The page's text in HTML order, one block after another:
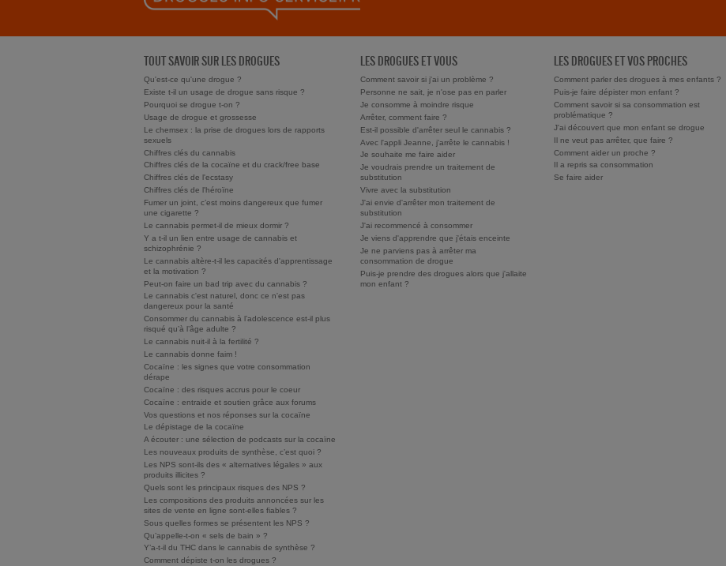
TOUT SAVOIR SUR LES DROGUES
Qu'est-ce qu'une drogue ?
Existe t-il un usage de drogue sans risque ?
Pourquoi se drogue t-on ?
Usage de drogue et grossesse
Le chemsex : la prise de drogues lors de rapports
sexuels
Chiffres clés du cannabis
Chiffres clés de la cocaïne et du crack/free base
Chiffres clés de l'ecstasy
Chiffres clés de l'héroïne
Fumer un joint, c’est moins dangereux que fumer
une cigarette ?
Le cannabis permet-il de mieux dormir ?
Y a t-il un lien entre usage de cannabis et
schizophrénie ?
Le cannabis altère-t-il les capacités d'apprentissage
et la motivation ?
Peut-on faire un bad trip avec du cannabis ?
Le cannabis c'est naturel, donc ce n'est pas
dangereux pour la santé
Consommer du cannabis à l’adolescence est-il plus
risqué qu’à l’âge adulte ?
Le cannabis nuit-il à la fertilité ?
Le cannabis donne faim !
Cocaïne : les signes que votre consommation
dérape
Cocaïne : des risques accrus pour le coeur
Cocaïne : entraide et soutien grâce aux forums
Vos questions et nos réponses sur la cocaïne
Le dépistage de la cocaïne
A écouter : une sélection de podcasts sur la cocaïne
Les nouveaux produits de synthèse, c’est quoi ?
Les NPS sont-ils des « alternatives légales » aux
produits illicites ?
Quels sont les principaux risques des NPS ?
Les compositions des produits annoncées sur les
sites de vente en ligne sont-elles fiables ?
Sous quelles formes se présentent les NPS ?
Qu’appelle-t-on « sels de bain » ?
Y’a-t-il du THC dans le cannabis de synthèse ?
Comment dépiste t-on les drogues ?
LES DROGUES ET VOUS
Comment savoir si j'ai un problème ?
Personne ne sait, je n'ose pas en parler
Je consomme à moindre risque
Arrêter, comment faire ?
Est-il possible d'arrêter seul le cannabis ?
Avec l'appli Jeanne, j'arrête le cannabis !
Je souhaite me faire aider
Je voudrais prendre un traitement de
substitution
Vivre avec la substitution
J'ai envie d'arrêter mon traitement de
substitution
J'ai recommencé à consommer
Je viens d'apprendre que j'étais enceinte
Je ne parviens pas à arrêter ma
consommation de drogue
Puis-je prendre des drogues alors que j'allaite
mon enfant ?
LES DROGUES ET VOS PROCHES
Comment parler des drogues à mes enfants ?
Puis-je faire dépister mon enfant ?
Comment savoir si sa consommation est
problématique ?
J'ai découvert que mon enfant se drogue
Il ne veut pas arrêter, que faire ?
Comment aider un proche ?
Il a repris sa consommation
Se faire aider